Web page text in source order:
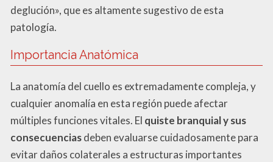
deglución», que es altamente sugestivo de esta
patología.
Importancia Anatómica
La anatomía del cuello es extremadamente compleja, y
cualquier anomalía en esta región puede afectar
múltiples funciones vitales. El quiste branquial y sus
consecuenciasdeben evaluarse cuidadosamente para
evitar daños colaterales a estructuras importantes